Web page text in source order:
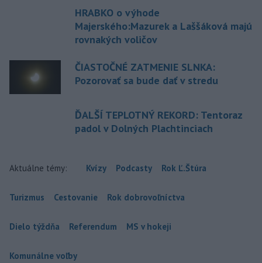
HRABKO o výhode
Majerského:Mazurek a Laššáková majú
rovnakých voličov
ČIASTOČNÉ ZATMENIE SLNKA:
Pozorovať sa bude dať v stredu
ĎALŠÍ TEPLOTNÝ REKORD: Tentoraz
padol v Dolných Plachtinciach
Aktuálne témy: Kvízy Podcasty Rok Ľ.Štúra
Turizmus Cestovanie Rok dobrovoľníctva
Dielo týždňa Referendum MS v hokeji
Komunálne voľby